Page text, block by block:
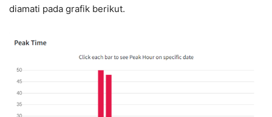
diamati pada grafik berikut.